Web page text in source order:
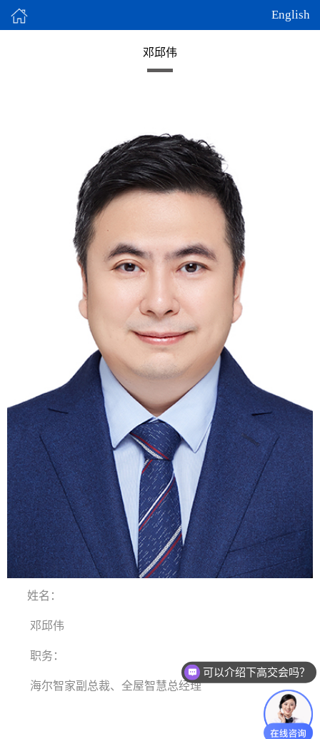
English
邓邱伟
姓名：
邓邱伟
职务：
海尔智家副总裁、全屋智慧总经理
可以介绍下高交会吗？